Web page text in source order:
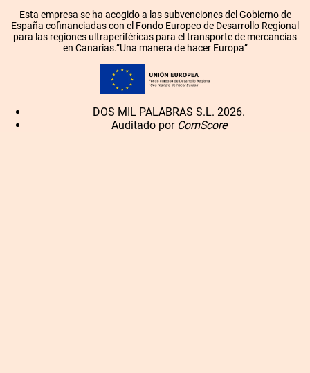
Esta empresa se ha acogido a las subvenciones del Gobierno de
España cofinanciadas con el Fondo Europeo de Desarrollo Regional
para las regiones ultraperiféricas para el transporte de mercancías
en Canarias.”Una manera de hacer Europa”
DOS MIL PALABRAS S.L. 2026.
Auditado por ComScore